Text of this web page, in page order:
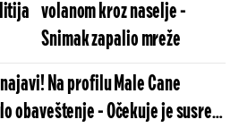
volanom kroz naselje -
Snimak zapalio mreže
Na profilu Male Cane
obaveštenje - Očekuje je susret